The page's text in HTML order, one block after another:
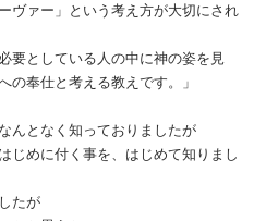
ヴァー」という考え方が大切にされ
要としている人の中に神の姿を見
の奉仕と考える教えです。」
んとなく知っておりましたが
じめに付く事を、はじめて知りまし
たが